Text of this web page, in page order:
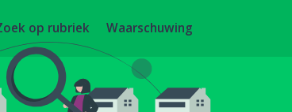
op rubriek Waarschuwing